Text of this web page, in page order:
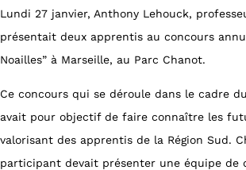
Lundi 27 janvier, Anthony Lehouck,
présentait deux apprentis au concours
Noailles” à Marseille, au Parc Chanot.
Ce concours qui se déroule dans le cadre
avait pour objectif de faire connaître les
valorisant des apprentis de la Région Sud.
participant devait présenter une équipe de